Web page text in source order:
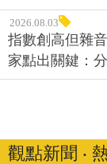
2026.08.03
指數創高但雜
家點出關鍵：
觀點新聞 ‧